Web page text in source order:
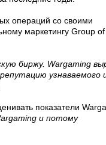
операций со своими
маркетингу Group of
биржу. Wargaming
узнаваемого
показатели
и потому